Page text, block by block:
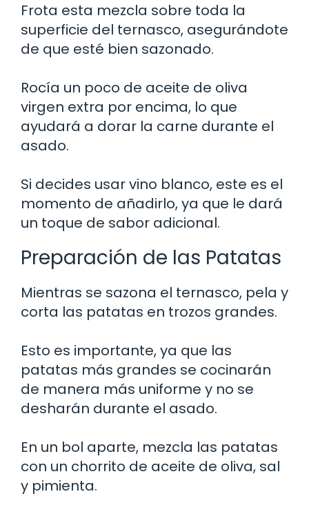
Frota esta mezcla sobre toda la
superficie del ternasco, asegurándote
de que esté bien sazonado.
Rocía un poco de aceite de oliva
virgen extra por encima, lo que
ayudará a dorar la carne durante el
asado.
Si decides usar vino blanco, este es el
momento de añadirlo, ya que le dará
un toque de sabor adicional.
Preparación de las Patatas
Mientras se sazona el ternasco, pela y
corta las patatas en trozos grandes.
Esto es importante, ya que las
patatas más grandes se cocinarán
de manera más uniforme y no se
desharán durante el asado.
En un bol aparte, mezcla las patatas
con un chorrito de aceite de oliva, sal
y pimienta.